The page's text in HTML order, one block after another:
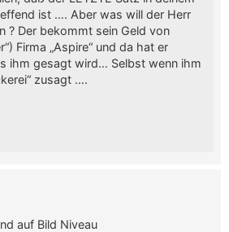
ist …. Aber was will der Herr
? Der bekommt sein Geld von
Firma „Aspire“ und da hat er
ihm gesagt wird… Selbst wenn ihm
zusagt ….
auf Bild Niveau